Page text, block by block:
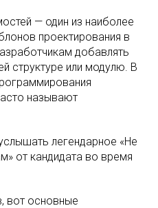
— один из наиболее
проектирования в
добавлять
структуре или модулю. В
называют
легендарное «Не
от кандидата во время
вот основные